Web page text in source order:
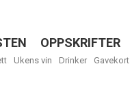
OPPSKRIFTER
Ukens vin Drinker Gavekort